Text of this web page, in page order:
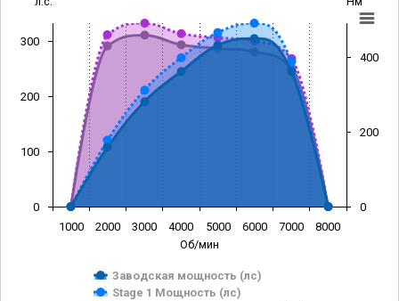
Об/мин
Заводская мощность (лс)
Stage 1 Мощность (лс)
1000 2000 3000 4000 5000 6000 7000 8000
0
100
200
300
0
200
400